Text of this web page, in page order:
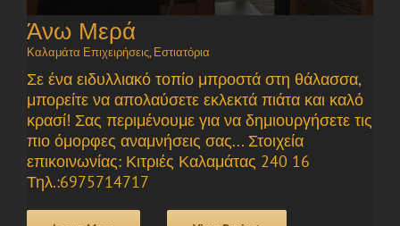
Άνω Μερά
Καλαμάτα Επιχειρήσεις, Εστιατόρια
Σε ένα ειδυλλιακό τοπίο μπροστά στη θάλασσα,
μπορείτε να απολαύσετε εκλεκτά πιάτα και καλό
κρασί! Σας περιμένουμε για να δημιουργήσετε τις
πιο όμορφες αναμνήσεις σας... Στοιχεία
επικοινωνίας: Κιτριές Καλαμάτας 240 16
Τηλ.:6975714717